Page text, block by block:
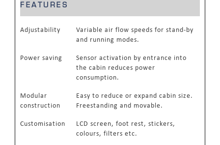
FEATURES
Adjustability
Variable air flow speeds for stand-by
and running modes.
Power saving
Sensor activation by entrance into
the cabin reduces power
consumption.
Modular
construction
Easy to reduce or expand cabin size.
Freestanding and movable.
Customisation
LCD screen, foot rest, stickers,
colours, filters etc.